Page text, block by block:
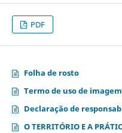
PDF
Folha de rosto
Termo de uso de imagem
Declaração de
O TERRITÓRIO E A